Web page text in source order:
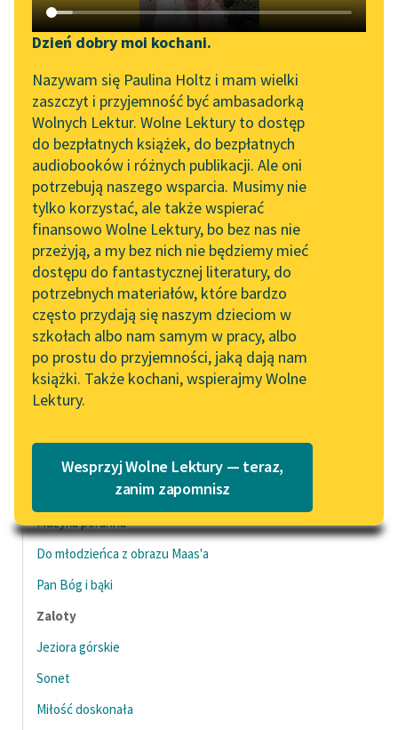
Katalog DAISY
Podkasty o książkach
Zgłoś brak utworu
Aktualności
„Prokurator Alicja Horn”
do słuchania
Byliśmy częścią AI Impact
Lab
Zapraszamy na spotkanie
online z tłumaczkami
literatury skandynawskiej
Spotkanie z Katarzyną
Tunkiel w Oslo
102. lata temu zmarł
Joseph Conrad
Lektury szkolne i klasyka
literatury do słuchania dla
uczennic i uczniów z
niepełnosprawnościami
E-kolekcja lektur
szkolnych i literatury do
słuchania dla uczennic i
uczniów z
niepełnosprawnościami
Feministyczne inspiracje.
Narzędzia
Mapa Wolnych Lektur
Leśmianator
Przewodnik dla piszących i
czytających
API
OAI-PMH
Widget Wolnych Lektur
Przypisy
Katalog w formacie PDF
Dzień dobry moi kochani.
Nazywam się Paulina Holtz i mam wielki
zaszczyt i przyjemność być ambasadorką
Wolnych Lektur. Wolne Lektury to dostęp
do bezpłatnych książek, do bezpłatnych
audiobooków i różnych publikacji. Ale oni
potrzebują naszego wsparcia. Musimy nie
tylko korzystać, ale także wspierać
finansowo Wolne Lektury, bo bez nas nie
przeżyją, a my bez nich nie będziemy mieć
dostępu do fantastycznej literatury, do
potrzebnych materiałów, które bardzo
często przydają się naszym dzieciom w
szkołach albo nam samym w pracy, albo
po prostu do przyjemności, jaką dają nam
książki. Także kochani, wspierajmy Wolne
Lektury.
Wesprzyj Wolne Lektury — teraz,
zanim zapomnisz
Druga ojczyzna (tomik)
[Druga ojczyzna - Dedykacja]
Druga Ojczyzna
Słowo
Do Anny
Gołębie w kościele Św. Aleksandra
Koncha, Perły i Słowik
Muzyka poranna
Do młodzieńca z obrazu Maas'a
Pan Bóg i bąki
Zaloty
Jeziora górskie
Sonet
Miłość doskonała
pobierz książkę